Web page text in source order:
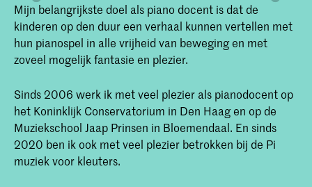
Mijn belangrijkste doel als piano docent is dat de
kinderen op den duur een verhaal kunnen vertellen met
hun pianospel in alle vrijheid van beweging en met
zoveel mogelijk fantasie en plezier.
Sinds 2006 werk ik met veel plezier als pianodocent op
het Koninklijk Conservatorium in Den Haag en op de
Muziekschool Jaap Prinsen in Bloemendaal. En sinds
2020 ben ik ook met veel plezier betrokken bij de Pi
muziek voor kleuters.